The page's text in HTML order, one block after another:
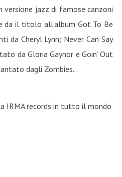
jazz di famose canzoni
da il titolo all’album Got To Be
da Cheryl Lynn; Never Can Say
da Gloria Gaynor e Goin’ Out
dagli Zombies.
IRMA records in tutto il mondo